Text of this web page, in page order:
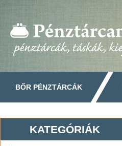
BŐR PÉNZTÁRCÁK
KATEGÓRIÁK